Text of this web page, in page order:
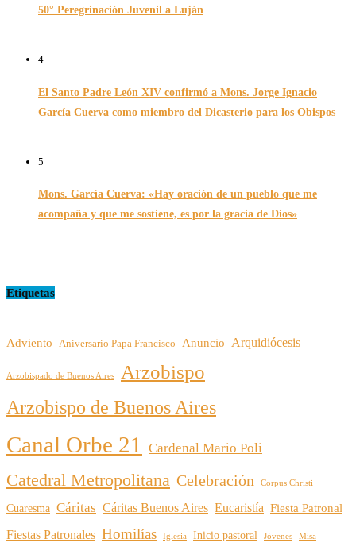
50° Peregrinación Juvenil a Luján
4
El Santo Padre León XIV confirmó a Mons. Jorge Ignacio
García Cuerva como miembro del Dicasterio para los Obispos
5
Mons. García Cuerva: «Hay oración de un pueblo que me
acompaña y que me sostiene, es por la gracia de Dios»
Etiquetas
Adviento Aniversario Papa Francisco Anuncio Arquidiócesis
Arzobispado de Buenos Aires Arzobispo
Arzobispo de Buenos Aires
Canal Orbe 21 Cardenal Mario Poli
Catedral Metropolitana Celebración Corpus Christi
Cuaresma Cáritas Cáritas Buenos Aires Eucaristía Fiesta Patronal
Fiestas Patronales Homilías Iglesia Inicio pastoral Jóvenes Misa